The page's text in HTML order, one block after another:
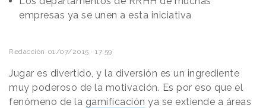
empresas ya se unen a esta iniciativa
Redacción 01/07/2015 · 17:59
Jugar es divertido, y la diversión es un ingrediente
muy poderoso de la motivación. Es por eso que el
fenómeno de la gamificación ya se extiende a áreas